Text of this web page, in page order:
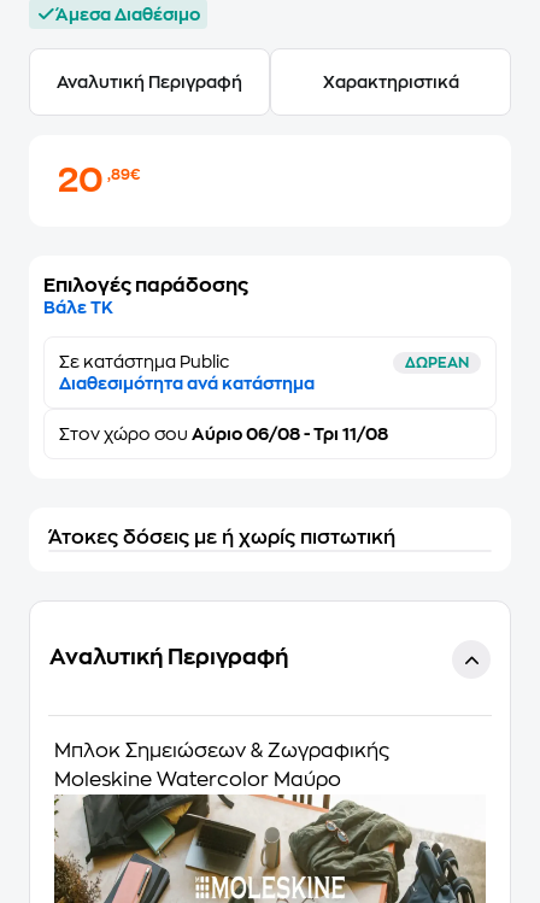
Άμεσα Διαθέσιμο
Αναλυτική Περιγραφή Χαρακτηριστικά
20,89€
Επιλογές παράδοσης
Βάλε ΤΚ
Σε κατάστημα Public ΔΩΡΕΑΝ
Διαθεσιμότητα ανά κατάστημα
Στον χώρο σου Αύριο 06/08 - Τρι 11/08
Άτοκες δόσεις με ή χωρίς πιστωτική
Αναλυτική Περιγραφή
Μπλοκ Σημειώσεων & Ζωγραφικής
Moleskine Watercolor Μαύρο